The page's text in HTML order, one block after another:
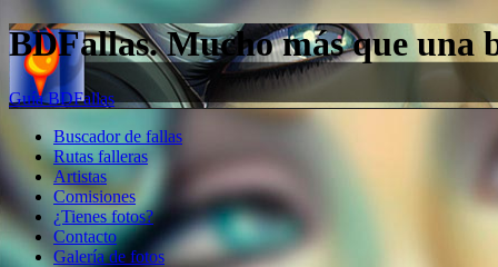
BDFallas. Mucho más que una
Guía BDFallas
Buscador de fallas
Rutas falleras
Artistas
Comisiones
¿Tienes fotos?
Contacto
Galería de fotos